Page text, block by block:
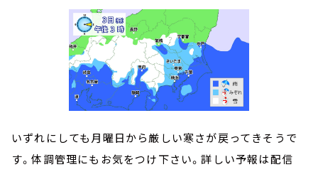
いずれにしても月曜日から厳しい寒さが戻ってきそうで
す。体調管理にもお気をつけ下さい。詳しい予報は配信